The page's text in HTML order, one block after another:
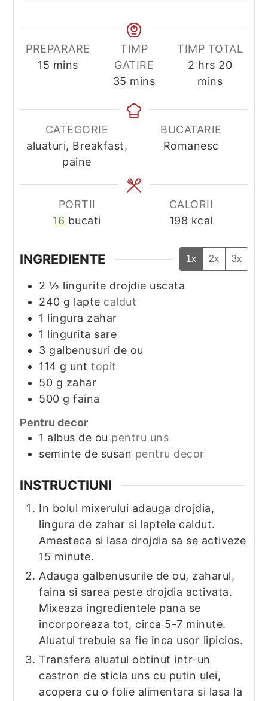
PREPARARE
15 minutes
mins
TIMP
GATIRE
35 minutes
mins
TIMP TOTAL
2 hours
hrs 20
mins
CATEGORIE
aluaturi, Breakfast,
paine
BUCATARIE
Romanesc
PORTII
16 bucati
CALORII
198 kcal
INGREDIENTE 1x 2x 3x
2 ½ lingurite drojdie uscata
240 g lapte caldut
1 lingura zahar
1 lingurita sare
3 galbenusuri de ou
114 g unttopit
50 g zahar
500 g faina
Pentru decor
1 albus de ou pentru uns
seminte de susan pentru decor
INSTRUCTIUNI
In bolul mixerului adauga drojdia,
lingura de zahar si laptele caldut.
Amesteca si lasa drojdia sa se activeze
15 minute.
Adauga galbenusurile de ou, zaharul,
faina si sarea peste drojdia activata.
Mixeaza ingredientele pana se
incorporeaza tot, circa 5-7 minute.
Aluatul trebuie sa fie inca usor lipicios.
Transfera aluatul obtinut intr-un
castron de sticla uns cu putin ulei,
acopera cu o folie alimentara si lasa la